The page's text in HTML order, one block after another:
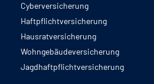
Cyberversicherung
Haftpflichtversicherung
Hausratversicherung
Wohngebäudeversicherung
Jagdhaftpflichtversicherung